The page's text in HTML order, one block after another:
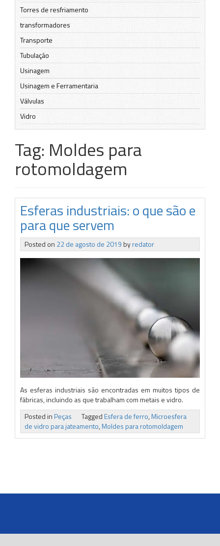
Torres de resfriamento
transformadores
Transporte
Tubulação
Usinagem
Usinagem e Ferramentaria
Válvulas
Vidro
Tag: Moldes para
rotomoldagem
Esferas industriais: o que são e
para que servem
Posted on 22 de agosto de 2019byredator
As esferas industriais são encontradas em muitos tipos de
fábricas, incluindo as que trabalham com metais e vidro.
Posted inPeças TaggedEsfera de ferro,Microesfera
de vidro para jateamento,Moldes para rotomoldagem